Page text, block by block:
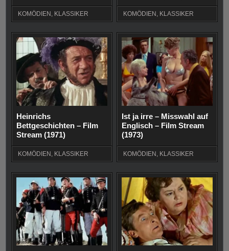
KOMÖDIEN , KLASSIKER KOMÖDIEN , KLASSIKER
Heinrichs
Bettgeschichten – Film
Stream (1971)
KOMÖDIEN KLASSIKER
Ist ja irre – Misswahl auf
Englisch – Film Stream
(1973)
KOMÖDIEN KLASSIKER